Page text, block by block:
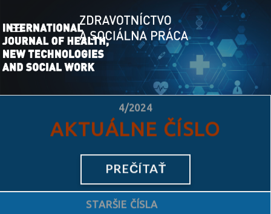
to
content
4/2024
AKTUÁLNE ČÍSLO
PREČÍTAŤ
STARŠIE ČÍSLA